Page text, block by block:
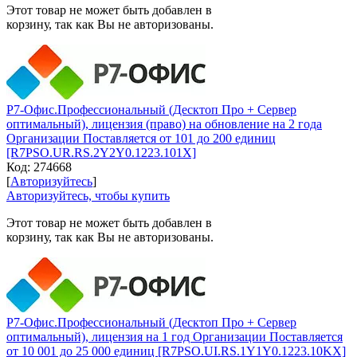
Этот товар не может быть добавлен в
корзину, так как Вы не авторизованы.
Р7-Офис.Профессиональный (Десктоп Про + Сервер
оптимальный), лицензия (право) на обновление на 2 года
Организации Поставляется от 101 до 200 единиц
[R7PSO.UR.RS.2Y2Y0.1223.101X]
Код: 274668
[Авторизуйтесь]
Авторизуйтесь, чтобы купить
Этот товар не может быть добавлен в
корзину, так как Вы не авторизованы.
Р7-Офис.Профессиональный (Десктоп Про + Сервер
оптимальный), лицензия на 1 год Организации Поставляется
от 10 001 до 25 000 единиц [R7PSO.UI.RS.1Y1Y0.1223.10KX]